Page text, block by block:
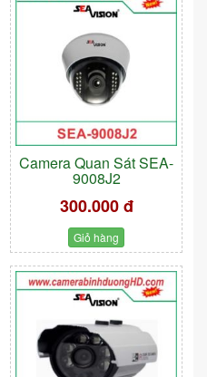
Camera Quan Sát SEA-
9008J2
300.000 đ
Giỏ hàng